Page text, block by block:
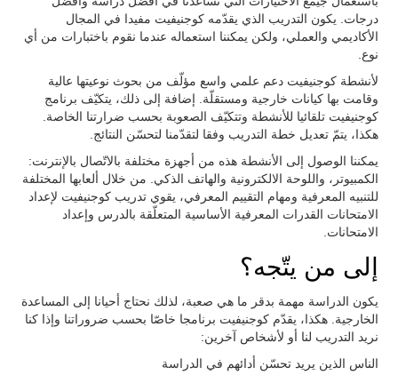
درجات. يكون التدريب الذي يقدّمه كوجنيفيت مفيدا في المجال
الأكاديمي والعملي، ولكن يمكننا استعماله عندما نقوم باختبارات من أي
نوع.
لأنشطة كوجنيفيت دعم علمي واسع مؤلّف من بحوث نوعيتها عالية
وقامت بها كيانات خارجية ومستقلّة. إضافة إلى ذلك، يتكيّف برنامج
كوجنيفيت تلقائيا للأنشطة وتتكيّف الصعوبة بحسب ضرارتنا الخاصة.
هكذا، يتمّ تعديل خطة التدريب وفقا لتقدّمنا لتحسّن النتائج.
يمكننا الوصول إلى الأنشطة هذه من أجهزة مختلفة بالاتّصال بالإنترنت:
الكمبيوتر، واللوحة الالكترونية والهاتف الذكي. من خلال ألعابها المختلفة
للتنبيه المعرفية ومهام التقييم المعرفي، يقوي تدريب كوجنيفيت لإعداد
الامتحانات القدرات المعرفية الأساسية المتعلّقة بالدرس وإعداد
الامتحانات.
إلى من يتّجه؟
يكون الدراسة مهمة بدقر ما هي صعبة، لذلك نحتاج أحيانا إلى المساعدة
الخارجية. هكذا، يقدّم كوجنيفيت برنامجا خاصّا بحسب ضروراتنا وإذا كنا
نريد التدريب لنا أو لأشخاص آخرين:
الناس الذين يريد تحسّن أدائهم في الدراسة